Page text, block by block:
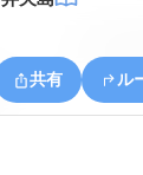
共有 ル